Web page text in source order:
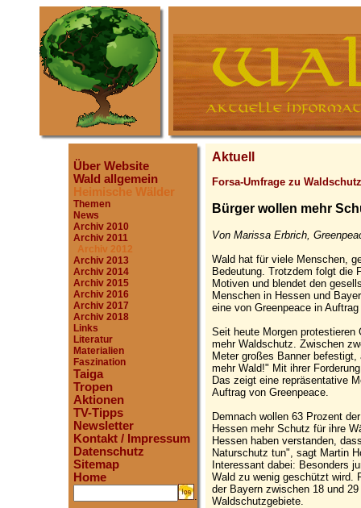
Über Website
Wald allgemein
Heimische Wälder
Themen
News
Archiv 2010
Archiv 2011
Archiv 2012
Archiv 2013
Archiv 2014
Archiv 2015
Archiv 2016
Archiv 2017
Archiv 2018
Links
Literatur
Materialien
Faszination
Taiga
Tropen
Aktionen
TV-Tipps
Newsletter
Kontakt / Impressum
Datenschutz
Sitemap
Home
.
Aktuell
Forsa-Umfrage zu Waldschutz
Bürger wollen mehr
Von Marissa Erbrich,
Wald hat für viele Menschen,
Bedeutung. Trotzdem folgt die
Motiven und blendet den
Menschen in Hessen und
eine von Greenpeace in
Seit heute Morgen
mehr Waldschutz. Zwischen
Meter großes Banner
mehr Wald!" Mit ihrer
Das zeigt eine repräsentative
Auftrag von Greenpeace.
Demnach wollen 63 Prozent
Hessen mehr Schutz für ihre
Hessen haben verstanden,
Naturschutz tun", sagt Martin
Interessant dabei: Besonders
Wald zu wenig geschützt wird.
der Bayern zwischen 18 und
Waldschutzgebiete.